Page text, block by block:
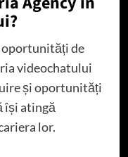
oportunități de
videochatului
și oportunități
își atingă
lor.